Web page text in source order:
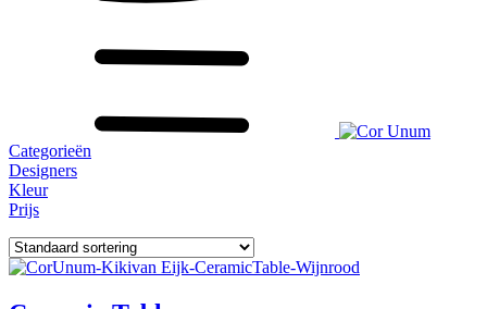
Categorieën
Designers
Kleur
Prijs